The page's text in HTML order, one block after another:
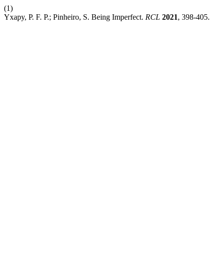
(1)
Yxapy, P. F. P.; Pinheiro, S. Being Imperfect. RCL 2021, 398-405.